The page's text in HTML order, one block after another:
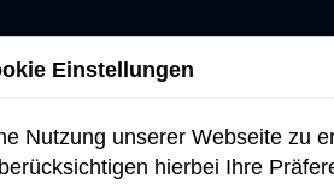
Einstellungen
Nutzung unserer Webseite zu
hierbei Ihre